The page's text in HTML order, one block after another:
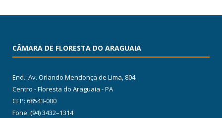
CÂMARA DE FLORESTA DO ARAGUAIA
End.: Av. Orlando Mendonça de Lima, 804
Centro - Floresta do Araguaia - PA
CEP: 68543-000
Fone: (94) 3432–1314